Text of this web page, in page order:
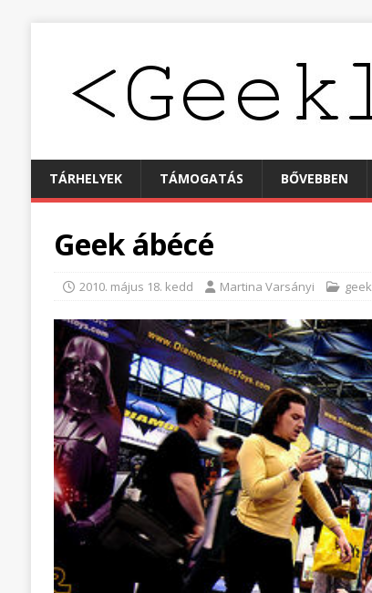
TÁRHELYEK TÁMOGATÁS BŐVEBBEN
Geek ábécé
2010. május 18. kedd Martina Varsányi geek